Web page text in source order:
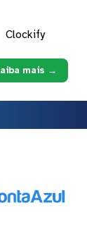
Clockify
mais →